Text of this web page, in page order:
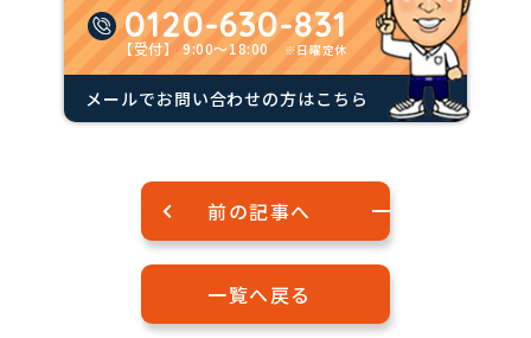
0120-630-831
【受付】 9:00～18:00 ※日曜定休
メールでお問い合わせの方はこちら
前の記事へ
一覧へ戻る